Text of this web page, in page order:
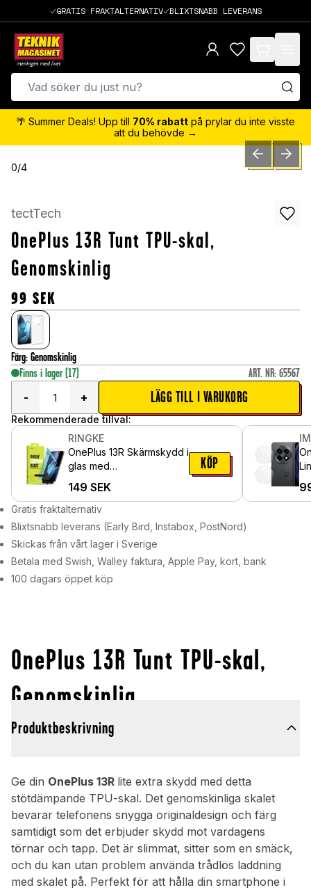
GRATIS FRAKTALTERNATIV BLIXTSNABB LEVERANS
items in cart,
🌴 Summer Deals! Upp till 70% rabatt på prylar du inte visste
att du behövde →
0/4 PREVIOUSNEXT
tectTech
OnePlus 13R Tunt TPU-skal,
Genomskinlig
99 SEK
Färg: Genomskinlig
Finns i lager (17) ART. NR: 65567
-
+ LÄGG TILL I VARUKORG
Rekommenderade tillval:
RINGKE
OnePlus 13R Skärmskydd i
glas med
pack)
149 SEK
KÖP
Gratis fraktalternativ
Blixtsnabb leverans (Early Bird, Instabox, PostNord)
Skickas från vårt lager i Sverige
Betala med Swish, Walley faktura, Apple Pay, kort, bank
100 dagars öppet köp
OnePlus 13R Tunt TPU-skal,
Genomskinlig
Produktbeskrivning
Ge din OnePlus 13R lite extra skydd med detta
stötdämpande TPU-skal. Det genomskinliga skalet
bevarar telefonens snygga originaldesign och färg
samtidigt som det erbjuder skydd mot vardagens
törnar och tapp. Det är slimmat, sitter som en smäck,
och du kan utan problem använda trådlös laddning
med skalet på. Perfekt för att hålla din smartphone i